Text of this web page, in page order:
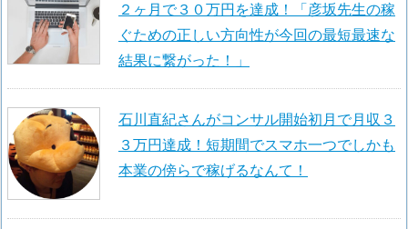
２ヶ月で３０万円を達成！「彦坂先生の稼
ぐための正しい方向性が今回の最短最速な
結果に繋がった！」
石川直紀さんがコンサル開始初月で月収３
３万円達成！短期間でスマホ一つでしかも
本業の傍らで稼げるなんて！